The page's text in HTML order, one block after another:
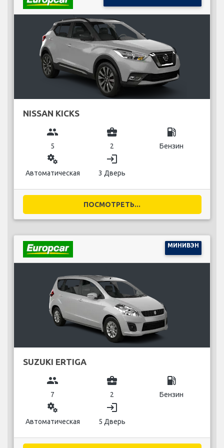
NISSAN KICKS
group
5
business_center
2
local_gas_station
Бензин
miscellaneous_services
Автоматическая
login
3 Дверь
ПОСМОТРЕТЬ...
МИНИВЭН
SUZUKI ERTIGA
group
7
business_center
2
local_gas_station
Бензин
miscellaneous_services
Автоматическая
login
5 Дверь